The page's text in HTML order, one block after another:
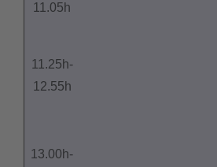
11.05h
11.25h-
12.55h
13.00h-